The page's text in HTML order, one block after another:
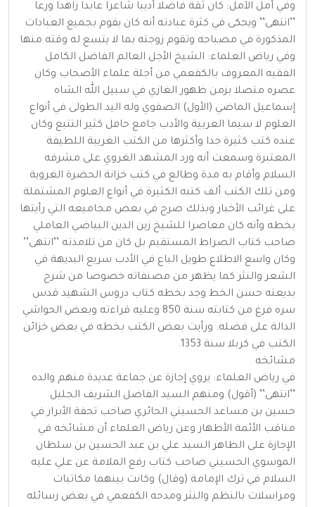
وفي أمل الآمل: كان ثقة فاضلا أديبا شاعرا عابدا زاهدا ورعا
’’انتهى’’ ويحكى في كثرة عبادته أنه كان يقوم بجميع العبادات
المذكورة في مصباحه وتقوم زوجته بما لا يتسع له وقته منها
وفي رياض العلماء: الشيخ الأجل العالم الفاضل الكامل
الفقيه المعروف بالكفعمي من أجلة علماء الأصحاب وكان
عصره متصلا بزمن ظهور الغازي في سبيل الله الشاه
إسماعيل الماضي (الأول) الصفوي وله اليد الطولى في أنواع
العلوم لا سيما العربية والأدب جامع حافل كثير التتبع وكان
عنده كتب كثيرة جدا وأكثرها من الكتب الغريبة اللطيفة
المعتبرة وسمعت أنه ورد المشهد الغروي على مشرفه
السلام وأقام به مدة وطالع في كتب خزانة الحضرة الغروية
ومن تلك الكتب ألف كتبه الكثيرة في أنواع العلوم المشتملة
على غرائب الأخبار وبذلك صرح في بعض مجاميعه التي رأيتها
بخطه وأنه كان معاصرا للشيخ زين الدين البياضي العاملي
صاحب كتاب الصراط المستقيم بل كان من تلامذته ’’انتهى’’
وكان واسع الاطلاع طويل الباع في الأدب سريع البديهة في
الشعر والنثر كما يظهر من مصنفاته خصوصا من شرح
بديعته حسن الخط وجد بخطه كتاب دروس الشهيد قدس
سره فرغ من كتابته سنة 850 وعليه قراءته وبعض الحواشي
الدالة على فضله. ورأيت بعض الكتب بخطه في بعض خزائن
الكتب في كربلا سنة 1353.
مشائخه
في رياض العلماء: يروي إجازة عن جماعة عديدة منهم والده
’’انتهى’’ (أقول) ومنهم السيد الفاضل الشريف الجليل
حسين بن مساعد الحسيني الحائري صاحب تحفة الأبرار في
مناقب الأئمة الأطهار وعن رياض العلماء أن مشائخه في
الإجازة على الظاهر السيد علي بن عبد الحسين بن سلطان
الموسوي الحسيني صاحب كتاب رفع الملامة عن علي عليه
السلام في ترك الإمامة (وقال) وكانت بينهما مكاتبات
ومراسلات بالنظم والنثر ومدحه الكفعمي في بعض رسائله